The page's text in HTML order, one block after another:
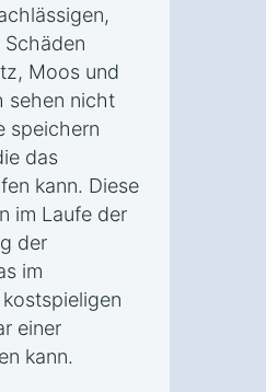
Moos und
sehen nicht
speichern
das
kann. Diese
im Laufe der
der
im
einer
kann.